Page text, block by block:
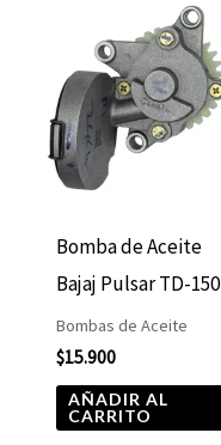
Bomba de Aceite
Bajaj Pulsar TD-150
Bombas de Aceite
$15.900
AÑADIR AL
CARRITO